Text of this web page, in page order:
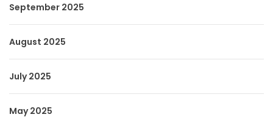
September 2025
August 2025
July 2025
May 2025